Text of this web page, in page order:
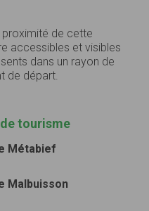
proximité de cette
accessibles et visibles
dans un rayon de
de départ.
tourisme
Métabief
Malbuisson